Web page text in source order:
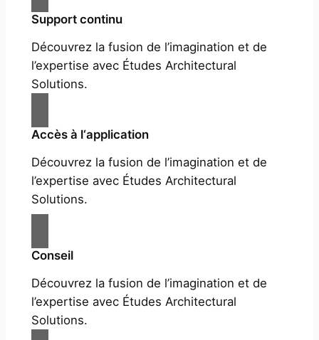
Support continu
Découvrez la fusion de l’imagination et de
l’expertise avec Études Architectural
Solutions.
Accès à l‘application
Découvrez la fusion de l’imagination et de
l’expertise avec Études Architectural
Solutions.
Conseil
Découvrez la fusion de l’imagination et de
l’expertise avec Études Architectural
Solutions.